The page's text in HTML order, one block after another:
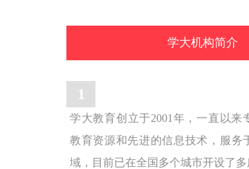
学大机构简介
1
学大教育创立于2001年，一直以来
教育资源和先进的信息技术，服务
域，目前已在全国多个城市开设了多